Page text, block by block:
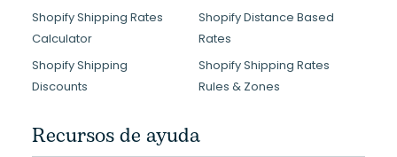
Shopify Shipping Rates
Calculator
Shopify Distance Based
Rates
Shopify Shipping
Discounts
Shopify Shipping Rates
Rules & Zones
Recursos de ayuda